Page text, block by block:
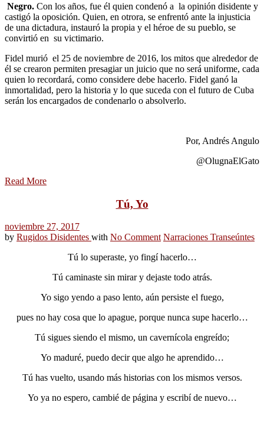
Negro. Con los años, fue él quien condenó a la opinión disidente y
castigó la oposición. Quien, en otrora, se enfrentó ante la injusticia
de una dictadura, instauró la propia y el héroe de su pueblo, se
convirtió en su victimario.
Fidel murió el 25 de noviembre de 2016, los mitos que alrededor de
él se crearon permiten presagiar un juicio que no será uniforme, cada
quien lo recordará, como considere debe hacerlo. Fidel ganó la
inmortalidad, pero la historia y lo que suceda con el futuro de Cuba
serán los encargados de condenarlo o absolverlo.
Por, Andrés Angulo
@OlugnaElGato
Read More
Tú, Yo
noviembre 27, 2017
by Rugidos Disidentes with No Comment Narraciones Transeúntes
Tú lo superaste, yo fingí hacerlo…
Tú caminaste sin mirar y dejaste todo atrás.
Yo sigo yendo a paso lento, aún persiste el fuego,
pues no hay cosa que lo apague, porque nunca supe hacerlo…
Tú sigues siendo el mismo, un cavernícola engreído;
Yo maduré, puedo decir que algo he aprendido…
Tú has vuelto, usando más historias con los mismos versos.
Yo ya no espero, cambié de página y escribí de nuevo…